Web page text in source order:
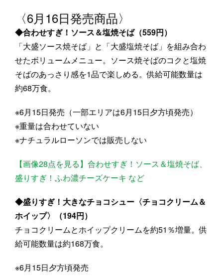
〈6月16日発売商品〉
◆合わせすぎ！ソース＆塩焼そば（559円）
「大盛ソース焼そば」と「大盛塩焼そば」を組み合わ
せたボリュームメニュー。ソース焼そばのコクと塩焼
そばのあっさり感を1品で楽しめる。供給可能数量は
約68万食。
※6月15日発売（一部エリアは6月15日夕方頃発売）
※重量は合わせていない
※ナチュラルローソンでは販売しない
【画像28点を見る】合わせすぎ！ソース＆塩焼そば、
盛りすぎ！ふわ濃チーズケーキ など
◆盛りすぎ！大きなチョコシュー〈チョコクリーム＆
ホイップ〉（194円）
チョコクリームとホイップクリームを約51％増量。供
給可能数量は約168万食。
※6月15日夕方頃発売